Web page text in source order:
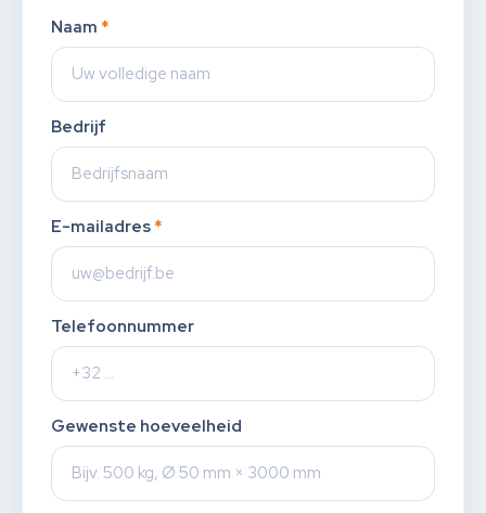
Naam *
Bedrijf
E-mailadres *
Telefoonnummer
Gewenste hoeveelheid